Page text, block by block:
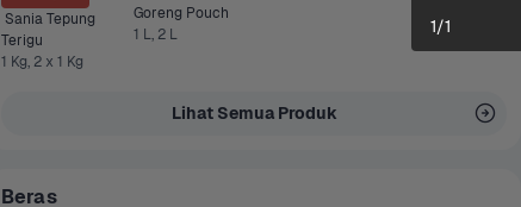
Sania Tepung
Terigu
1 Kg, 2 x 1 Kg
1 L, 2 L
Lihat Semua Produk
Beras
1/1